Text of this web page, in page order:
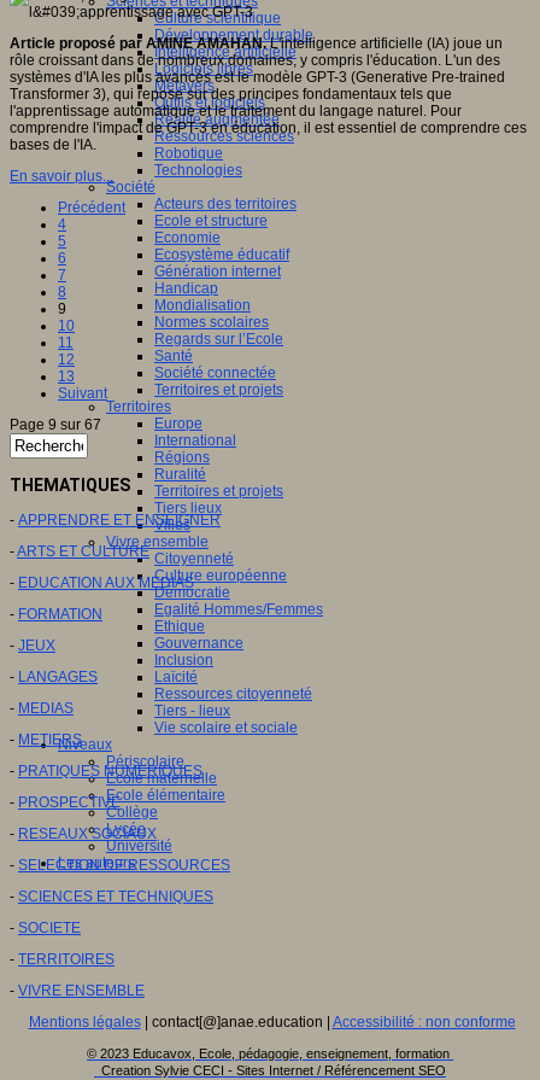
Culture scientifique
Développement durable
Intelligence artificielle
Logiciels libres
Métavers
Outils et logiciels
Réalité augmentée
Ressources sciences
Robotique
Technologies
Société
Acteurs des territoires
Ecole et structure
Economie
Ecosystème éducatif
Génération internet
Handicap
Mondialisation
Normes scolaires
Regards sur l’Ecole
Santé
Société connectée
Territoires et projets
Territoires
Europe
International
Régions
Ruralité
Territoires et projets
Tiers lieux
Villes
Vivre ensemble
Citoyenneté
Culture européenne
Démocratie
Egalité Hommes/Femmes
Ethique
Gouvernance
Inclusion
Laïcité
Ressources citoyenneté
Tiers - lieux
Vie scolaire et sociale
Niveaux
Périscolaire
Ecole maternelle
Ecole élémentaire
Collège
Lycée
Université
Les auteurs
Article proposé par AMINE AMAHAN.L'intelligence artificielle (IA) joue un
rôle croissant dans de nombreux domaines, y compris l'éducation. L'un des
systèmes d'IA les plus avancés est le modèle GPT-3 (Generative Pre-trained
Transformer 3), qui repose sur des principes fondamentaux tels que
l'apprentissage automatique et le traitement du langage naturel. Pour
comprendre l'impact de GPT-3 en éducation, il est essentiel de comprendre ces
bases de l'IA.
En savoir plus...
Précédent
4
5
6
7
8
9
10
11
12
13
Suivant
Page 9 sur 67
THEMATIQUES
- APPRENDRE ET ENSEIGNER
-ARTS ET CULTURE
- EDUCATION AUX MEDIAS
- FORMATION
- JEUX
- LANGAGES
- MEDIAS
- METIERS
- PRATIQUES NUMERIQUES
- PROSPECTIVE
- RESEAUX SOCIAUX
- SELECTION DE RESSOURCES
- SCIENCES ET TECHNIQUES
- SOCIETE
- TERRITOIRES
- VIVRE ENSEMBLE
Mentions légales| contact[@]anae.education | Accessibilité : non conforme
© 2023 Educavox, Ecole, pédagogie, enseignement, formation
Creation Sylvie CECI - Sites Internet / Référencement SEO